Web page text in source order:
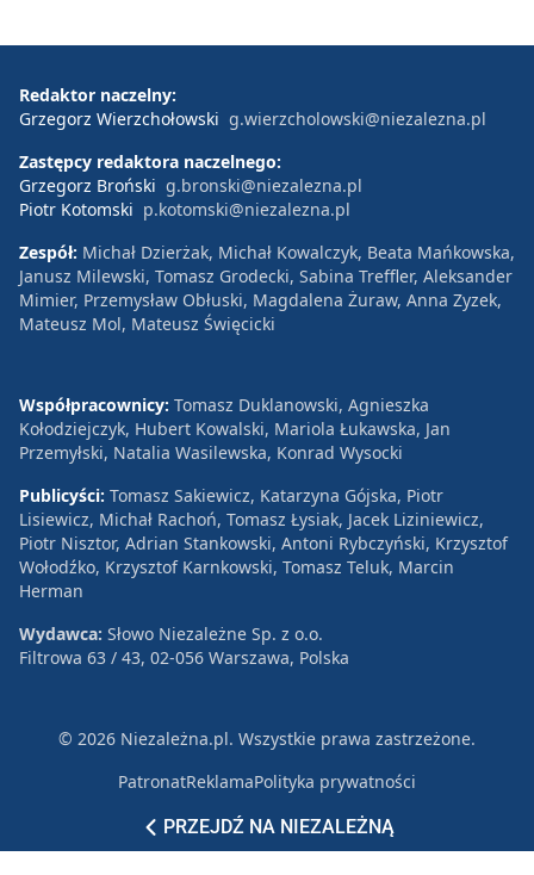
PRZEJDŹ NA NIEZALEŻNĄ
Redaktor naczelny:
Grzegorz Wierzchołowski g.wierzcholowski@niezalezna.pl
Zastępcy redaktora naczelnego:
Grzegorz Broński g.bronski@niezalezna.pl
Piotr Kotomski p.kotomski@niezalezna.pl
Zespół: Michał Dzierżak, Michał Kowalczyk, Beata Mańkowska,
Janusz Milewski, Tomasz Grodecki, Sabina Treffler, Aleksander
Mimier, Przemysław Obłuski, Magdalena Żuraw, Anna Zyzek,
Mateusz Mol, Mateusz Święcicki
Współpracownicy: Tomasz Duklanowski, Agnieszka
Kołodziejczyk, Hubert Kowalski, Mariola Łukawska, Jan
Przemyłski, Natalia Wasilewska, Konrad Wysocki
Publicyści: Tomasz Sakiewicz, Katarzyna Gójska, Piotr
Lisiewicz, Michał Rachoń, Tomasz Łysiak, Jacek Liziniewicz,
Piotr Nisztor, Adrian Stankowski, Antoni Rybczyński, Krzysztof
Wołodźko, Krzysztof Karnkowski, Tomasz Teluk, Marcin
Herman
Wydawca: Słowo Niezależne Sp. z o.o.
Filtrowa 63 / 43, 02-056 Warszawa, Polska
© 2026 Niezależna.pl. Wszystkie prawa zastrzeżone.
PatronatReklamaPolityka prywatności